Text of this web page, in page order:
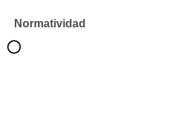
Normatividad